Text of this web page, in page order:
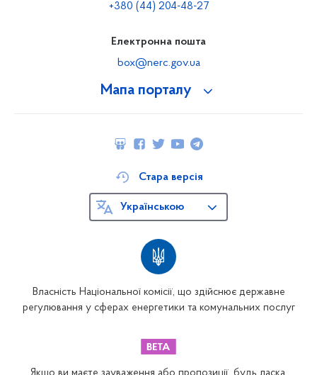
Мапа порталу
+380 (44) 204-48-27
Електронна пошта
box@nerc.gov.ua
Власність Національної комісії, що здійснює державне
регулювання у сферах енергетики та комунальних послуг
Стара версія
Українською